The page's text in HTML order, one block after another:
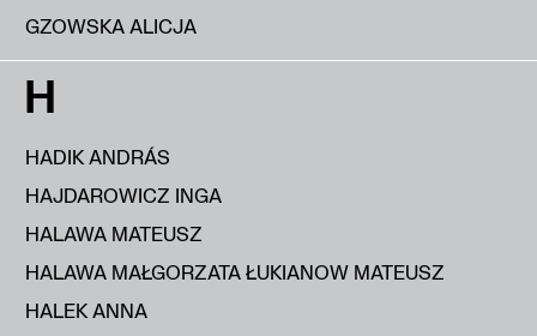
GZOWSKA ALICJA
H
HADIK ANDRÁS
HAJDAROWICZ INGA
HALAWA MATEUSZ
HALAWA MAŁGORZATA ŁUKIANOW MATEUSZ
HALEK ANNA